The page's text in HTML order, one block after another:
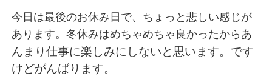
English 简体中文
今日は最後のお休み日で、ちょっと悲しい感じが
あります。冬休みはめちゃめちゃ良かったからあ
んまり仕事に楽しみにしないと思います。です
けどがんばります。